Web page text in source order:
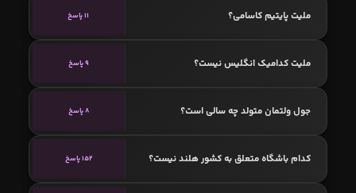
ملیت پایتیم کاسامی؟ 11 پاسخ
ملیت کدامیک انگلیس نیست؟ 9 پاسخ
جول ولتمان متولد چه سالی است؟ 8 پاسخ
کدام باشگاه متعلق به کشور هلند نیست؟ 152 پاسخ